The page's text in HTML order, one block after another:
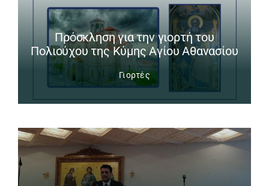
Πρόσκληση για την γιορτή του
Πολιούχου της Κύμης Αγίου Αθανασίου
Γιορτές